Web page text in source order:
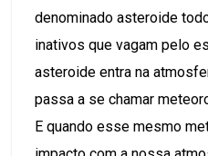
denominado asteroide
inativos que vagam pelo
asteroide entra na
passa a se chamar
E quando esse mesmo